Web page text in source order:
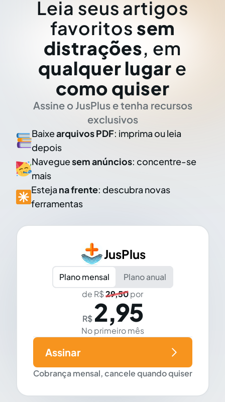
Leia seus artigos
favoritos sem
distrações, em
qualquer lugar e
como quiser
Assine o JusPlus e tenha recursos
exclusivos
Baixearquivos PDF: imprima ou leia
depois
Naveguesem anúncios: concentre-se
mais
Esteja na frente: descubra novas
ferramentas
JusPlus
Plano mensal
Plano anual
de R$29,50por
R$ 2,95
No primeiro mês
Cobrança mensal, cancele quando quiser
Assinar